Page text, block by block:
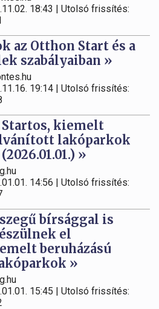
18:43 | Utolsó frissítés:
az Otthon Start és a
szabályaiban »
19:14 | Utolsó frissítés:
Startos, kiemelt
lakóparkok
»
14:56 | Utolsó frissítés:
bírsággal is
el
beruházású
»
15:45 | Utolsó frissítés: